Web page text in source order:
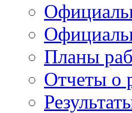
Планы
Отчеты о